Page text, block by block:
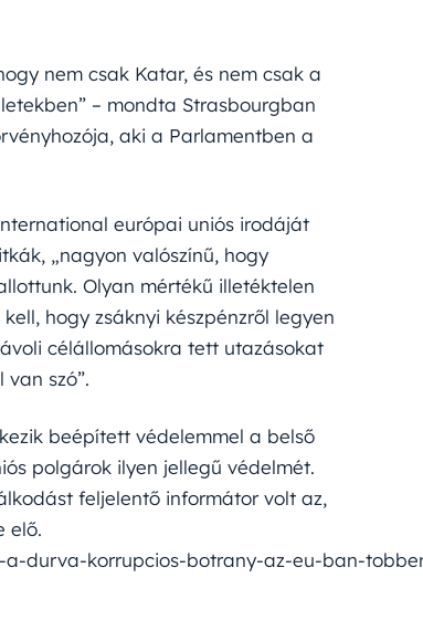
nem csak Katar, és nem csak a
– mondta Strasbourgban
aki a Parlamentben a
európai uniós irodáját
„nagyon valószínű, hogy
Olyan mértékű illetéktelen
hogy zsáknyi készpénzről legyen
célállomásokra tett utazásokat
szó”.
beépített védelemmel a belső
polgárok ilyen jellegű védelmét.
feljelentő informátor volt az,
elő.
durva-korrupcios-botrany-az-eu-ban-